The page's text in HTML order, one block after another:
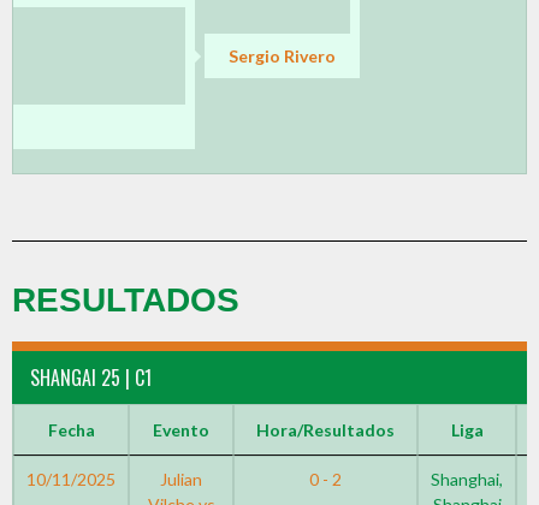
Sergio Rivero
RESULTADOS
SHANGAI 25 | C1
Fecha Evento Hora/Resultados Liga
10/11/2025
Julian
0 - 2
Shanghai,